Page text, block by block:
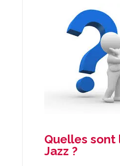
Quelles sont
Jazz ?